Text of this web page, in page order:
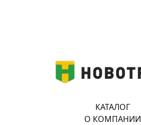
КАТАЛОГ
О КОМПАНИИ